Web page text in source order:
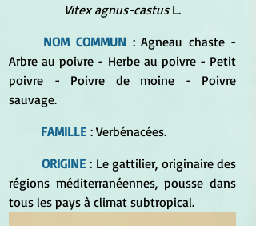
Vitex agnus-castus L.
	NOM COMMUN
: Agneau chaste -
Arbre au poivre - Herbe au poivre - Petit
poivre - Poivre de moine - Poivre
sauvage.
	FAMILLE
: Verbénacées.
	ORIGINE
: Le gattilier, originaire des
régions méditerranéennes, pousse dans
tous les pays à climat subtropical.